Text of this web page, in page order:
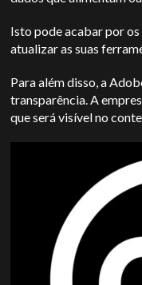
Isto pode acabar por
atualizar as suas
Para além disso, a
transparência. A
que será visível no